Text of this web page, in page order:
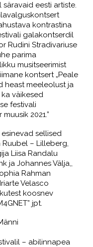
eesti artiste.
kontrastina
galakontserdil
Rudini Stradivariuse
parima
musitseerimist
kontsert „Peale
heast meeleolust ja
väikesed
festivali
2021.”
sellised
– Lilleberg,
Liisa Randalu
ja Johannes Välja,,
Rahman
Velasco
koosnev
jpt.
– abilinnapea